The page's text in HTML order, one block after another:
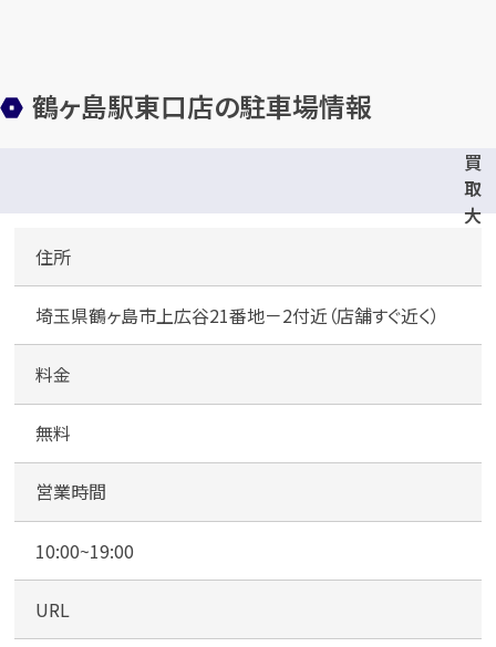
鶴ヶ島駅東口店の駐車場情報
買
取
大
鶴
島
東
場
住所
埼玉県鶴ヶ島市上広谷21番地－2付近（店舗すぐ近く）
料金
無料
営業時間
10:00~19:00
URL